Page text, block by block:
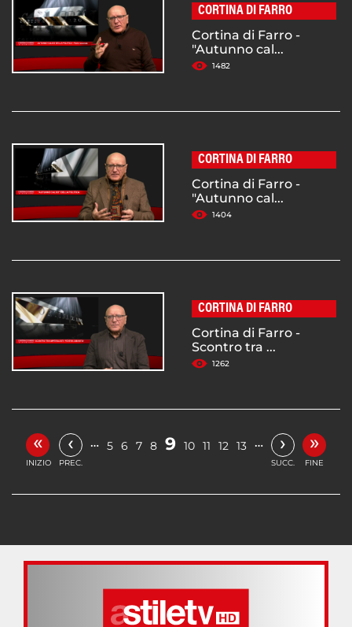
CORTINA DI FARRO
Cortina di Farro -
"Autunno cal...
1482
CORTINA DI FARRO
Cortina di Farro -
"Autunno cal...
1404
CORTINA DI FARRO
Cortina di Farro -
Scontro tra ...
1262
«
INIZIO
‹
PREC.
… 5 6 7 8 9 10 11 12 13 … ›
SUCC.
»
FINE